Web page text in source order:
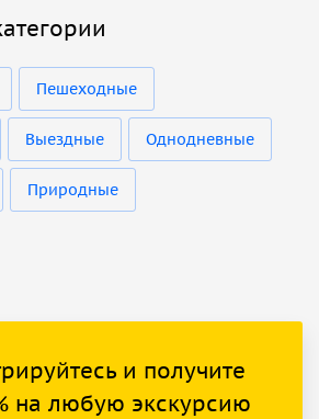
Пешеходные
Выездные Однодневные
Природные
и получите
на любую экскурсию